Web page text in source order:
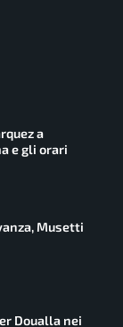
a
e gli orari
Musetti
Doualla nei